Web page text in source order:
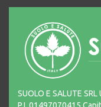
SUOLO E SALUTE